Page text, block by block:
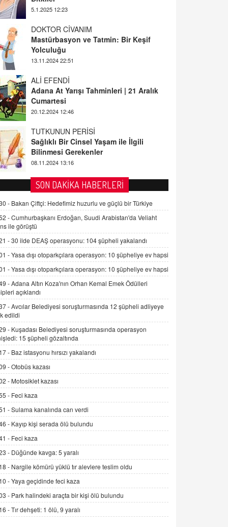
DOKTOR CİVANIM
Mastürbasyon ve Tatmin: Bir Keşif
Yolculuğu
13.11.2024 22:51
ALİ EFENDİ
Adana At Yarışı Tahminleri | 21 Aralık
Cumartesi
TUTKUNUN PERİSİ
Sağlıklı Bir Cinsel Yaşam ile İlgili
Bilinmesi Gerekenler
FARUK ÖNALAN
Tezkere Onaylanmasaydı…
AV. DOĞAN CAN DOĞAN
Kişisel verilerin korunması ve dijital
hukukun gelişimi
15.09.2025 16:17
SEHER EREK
Kış Ayları Geldi, Hangi Önlemler
Alınmalı?
9.12.2025 10:11
İNCİ GÜL AKÖL
Trump Keşke Adana'yı da Ziyaret Etse...
06.07.2026 13:00
ADEM AKÖL
Esed Destekçilerinin Yüzüne Vurulan
Şamar: Sednaya
11.12.2024 12:30
DR. EKREM ASLAN
Gerçek Ne, Algı Ne? "Beraber
Yürüyoruz" Cümlesinin Peşinden
19.07.2025 12:45
GÖNÜL MENEKŞE
Şifacının Yolu
04.11.2025 12:56
SON DAKİKA HABERLERİ
- Bakan Çiftçi: Hedefimiz huzurlu ve güçlü bir Türkiye
-Cumhurbaşkanı Erdoğan, Suudi Arabistan'da Veliaht
ile görüştü
-30 ilde DEAŞ operasyonu: 104 şüpheli yakalandı
-Yasa dışı otoparkçılara operasyon: 10 şüpheliye ev hapsi
-Yasa dışı otoparkçılara operasyon: 10 şüpheliye ev hapsi
-Adana Altın Koza'nın Orhan Kemal Emek Ödülleri
açıklandı
-Avcılar Belediyesi soruşturmasında 12 şüpheli adliyeye
edildi
- Kuşadası Belediyesi soruşturmasında operasyon
15 şüpheli gözaltında
- Baz istasyonu hırsızı yakalandı
-Otobüs kazası
- Motosiklet kazası
- Feci kaza
-Sulama kanalında can verdi
- Kayıp kişi serada ölü bulundu
- Feci kaza
- Düğünde kavga: 5 yaralı
- Nargile kömürü yüklü tır alevlere teslim oldu
-Yaya geçidinde feci kaza
- Park halindeki araçta bir kişi ölü bulundu
-Tır dehşeti: 1 ölü, 9 yaralı